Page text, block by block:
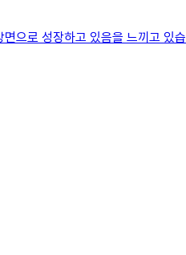
로 성장하고 있음을 느끼고 있